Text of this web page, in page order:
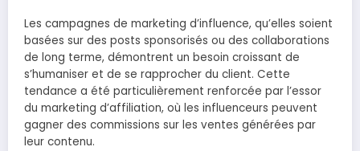
Les campagnes de marketing d’influence, qu’elles soient
basées sur des posts sponsorisés ou des collaborations
de long terme, démontrent un besoin croissant de
s’humaniser et de se rapprocher du client. Cette
tendance a été particulièrement renforcée par l’essor
du marketing d’affiliation, où les influenceurs peuvent
gagner des commissions sur les ventes générées par
leur contenu.